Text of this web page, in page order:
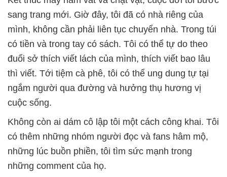
sang trang mới. Giờ đây, tôi đã có nhà riêng của
mình, không cần phải liên tục chuyển nhà. Trong túi
có tiền và trong tay có sách. Tôi có thể tự do theo
đuổi sở thích viết lách của mình, thích viết bao lâu
thì viết. Tới tiệm cà phê, tôi có thể ung dung tự tại
ngắm người qua đường và hưởng thụ hương vị
cuộc sống.
Không còn ai dám cô lập tôi một cách công khai. Tôi
có thêm những nhóm người đọc và fans hâm mộ,
những lúc buồn phiền, tôi tìm sức mạnh trong
những comment của họ.